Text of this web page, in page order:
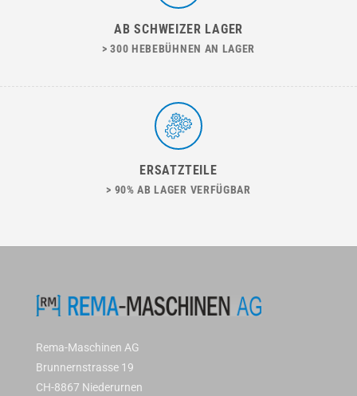
AB SCHWEIZER LAGER
> 300 HEBEBÜHNEN AN LAGER
ERSATZTEILE
> 90% AB LAGER VERFÜGBAR
Rema-Maschinen AG
Brunnernstrasse 19
CH-8867 Niederurnen